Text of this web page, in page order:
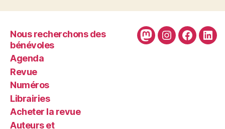
Nous recherchons des
bénévoles
Agenda
Revue
Numéros
Librairies
Acheter la revue
Auteurs et
MastodonInstagram